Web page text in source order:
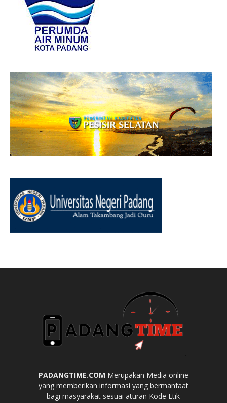
PADANGTIME.COM Merupakan Media online
yang memberikan informasi yang bermanfaat
bagi masyarakat sesuai aturan Kode Etik